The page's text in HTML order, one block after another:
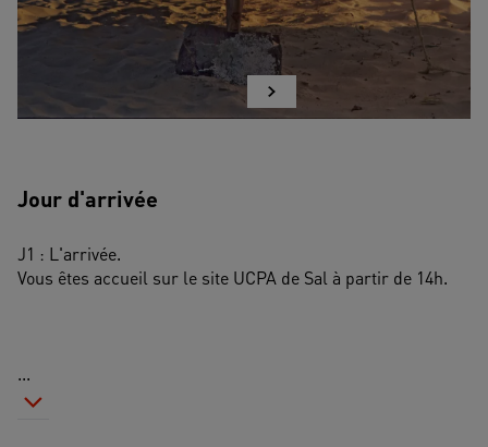
Jour d'arrivée
J1 : L'arrivée.
Vous êtes accueil sur le site UCPA de Sal à partir de 14h.
...